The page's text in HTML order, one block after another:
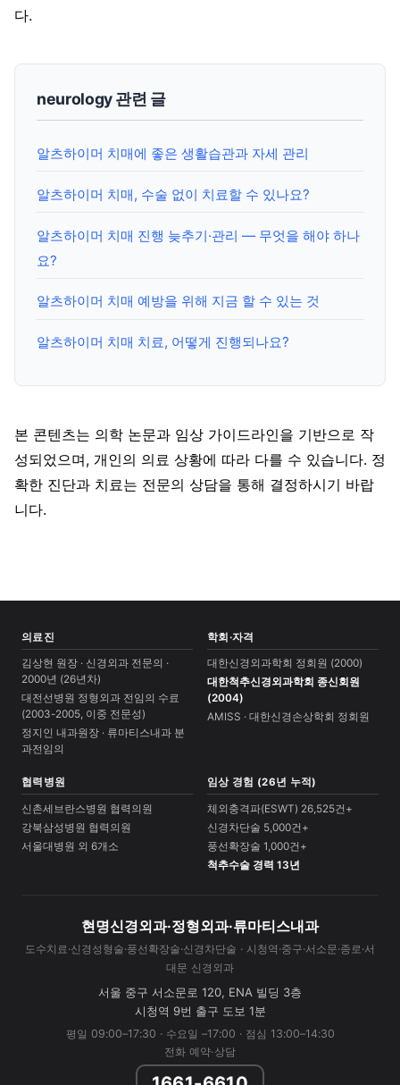
다.
neurology 관련 글
알츠하이머 치매에 좋은 생활습관과 자세 관리
알츠하이머 치매, 수술 없이 치료할 수 있나요?
알츠하이머 치매 진행 늦추기·관리 — 무엇을 해야 하나
요?
알츠하이머 치매 예방을 위해 지금 할 수 있는 것
알츠하이머 치매 치료, 어떻게 진행되나요?
본 콘텐츠는 의학 논문과 임상 가이드라인을 기반으로 작
성되었으며, 개인의 의료 상황에 따라 다를 수 있습니다. 정
확한 진단과 치료는 전문의 상담을 통해 결정하시기 바랍
니다.
의료진
김상현 원장 · 신경외과 전문의 ·
2000년 (26년차)
대전선병원 정형외과 전임의 수료
(2003-2005, 이중 전문성)
정지인 내과원장 · 류마티스내과 분
과전임의
학회·자격
대한신경외과학회 정회원 (2000)
대한척추신경외과학회 종신회원
(2004)
AMISS · 대한신경손상학회 정회원
협력병원
신촌세브란스병원 협력의원
강북삼성병원 협력의원
서울대병원 외 6개소
임상 경험 (26년 누적)
체외충격파(ESWT) 26,525건+
신경차단술 5,000건+
풍선확장술 1,000건+
척추수술 경력 13년
현명신경외과·정형외과·류마티스내과
도수치료·신경성형술·풍선확장술·신경차단술 · 시청역·중구·서소문·종로·서
대문 신경외과
서울 중구 서소문로 120, ENA 빌딩 3층
시청역 9번 출구 도보 1분
평일 09:00–17:30 · 수요일 –17:00 · 점심 13:00–14:30
전화 예약·상담